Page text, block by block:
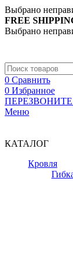
Выбрано
FREE
Выбрано
0 Сравнить
0 Избранное
Меню
КАТАЛОГ
Кровля